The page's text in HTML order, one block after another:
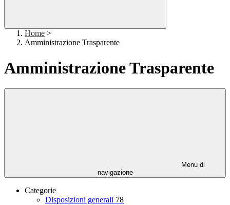
Home >
Amministrazione Trasparente
Amministrazione Trasparente
Menu di
navigazione
Categorie
Disposizioni generali 78